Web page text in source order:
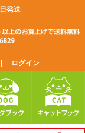
発送
ログイン